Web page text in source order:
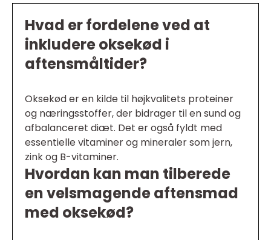
Hvad er fordelene ved at
inkludere oksekød i
aftensmåltider?
Oksekød er en kilde til højkvalitets proteiner
og næringsstoffer, der bidrager til en sund og
afbalanceret diæt. Det er også fyldt med
essentielle vitaminer og mineraler som jern,
zink og B-vitaminer.
Hvordan kan man tilberede
en velsmagende aftensmad
med oksekød?